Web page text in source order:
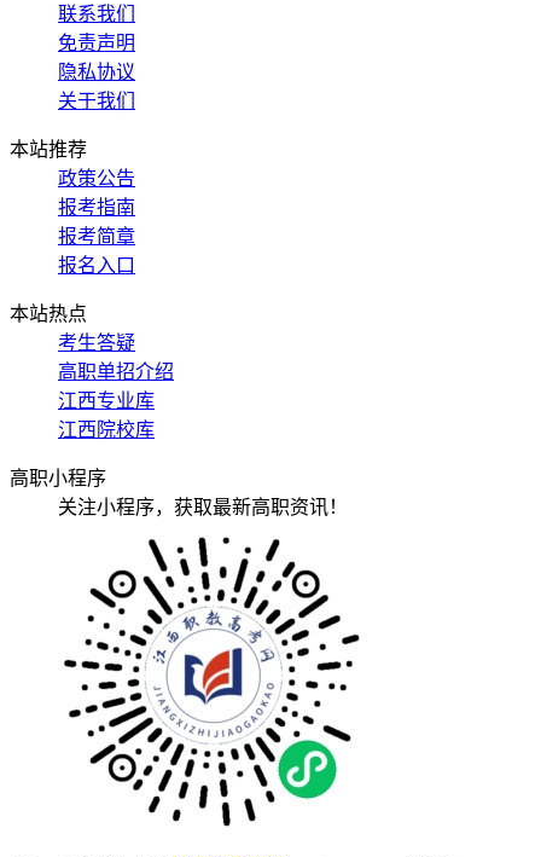
联系我们
免责声明
隐私协议
关于我们
本站推荐
政策公告
报考指南
报考简章
报名入口
本站热点
考生答疑
高职单招介绍
江西专业库
江西院校库
高职小程序
关注小程序，获取最新高职资讯！